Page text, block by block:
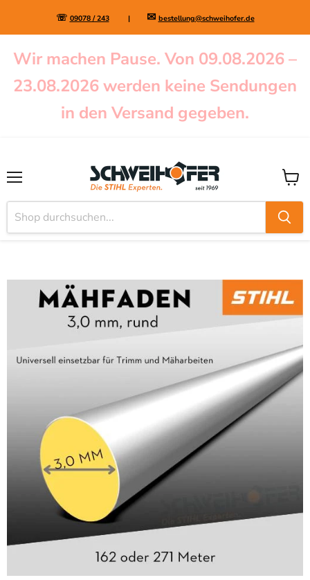
☏ 09078 / 243| ✉ bestellung@schweihofer.de
Wir machen Pause. Von 09.08.2026 –
23.08.2026 werden keine Sendungen
in den Versand gegeben.